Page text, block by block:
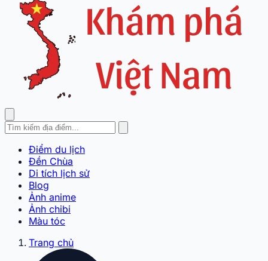
Điểm du lịch
Đền Chùa
Di tích lịch sử
Blog
Ảnh anime
Ảnh chibi
Màu tóc
Trang chủ